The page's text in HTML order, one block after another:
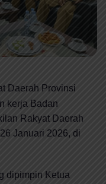
Daerah Provinsi
kerja Badan
Rakyat Daerah
Januari 2026, di
dipimpin Ketua